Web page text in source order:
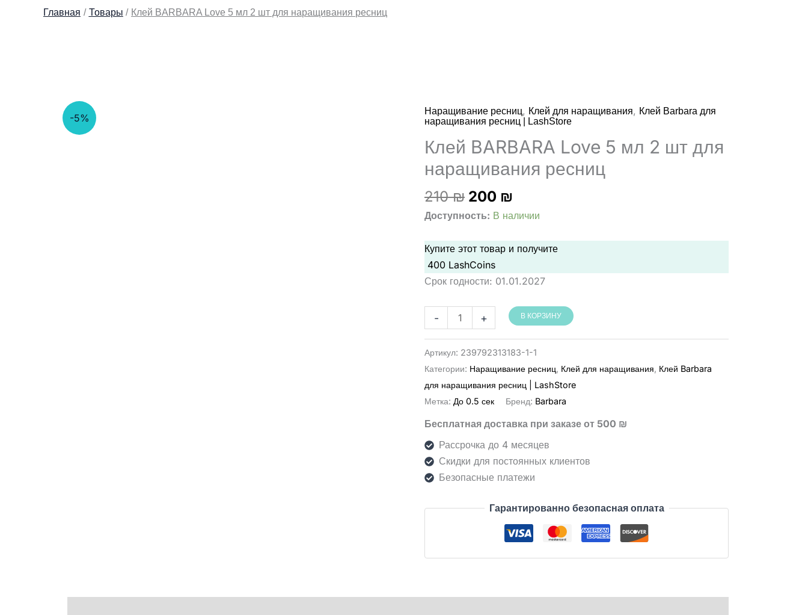
Главная Товары Клей BARBARA Love 5 мл 2 шт для наращивания ресниц
-5%
Наращивание ресниц, Клей для наращивания, Клей Barbara для
наращивания ресниц | LashStore
Клей BARBARA Love 5 мл 2 шт для
наращивания ресниц
210₪ Первоначальная
цена
210 ₪.
200 ₪
цена:
Доступность: В наличии
Купите этот товар и получите
400 LashCoins
Срок годности: 01.01.2027
-
Количество
товара
2
יח׳
(Barbara
Love)
להלחמת
+ В КОРЗИНУ
Артикул: 239792313183-1-1
Категории: Наращивание ресниц, Клей для наращивания, Клей Barbara
для наращивания ресниц | LashStore
Метка: До 0.5 сек Бренд: Barbara
Бесплатная доставка при заказе от 500 ₪
Рассрочка до 4 месяцев
Скидки для постоянных клиентов
Безопасные платежи
Гарантированно безопасная оплата